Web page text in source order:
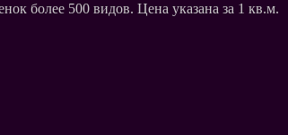
более 500 видов. Цена указана за 1 кв.м.